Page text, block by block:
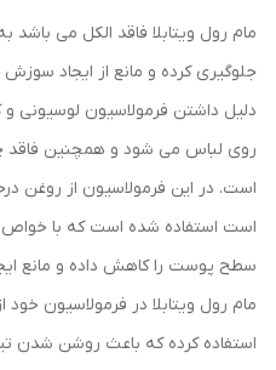
مام رول ویتابلا فاقد الکل می
جلوگیری کرده و مانع از ایجاد
دلیل داشتن فرمولاسیون لوسیونی
روی لباس می شود و همچنین
است. در این فرمولاسیون از روغن
است استفاده شده است که با خواص
سطح پوست را کاهش داده و مانع
استفاده کرده که باعث روشن شدن